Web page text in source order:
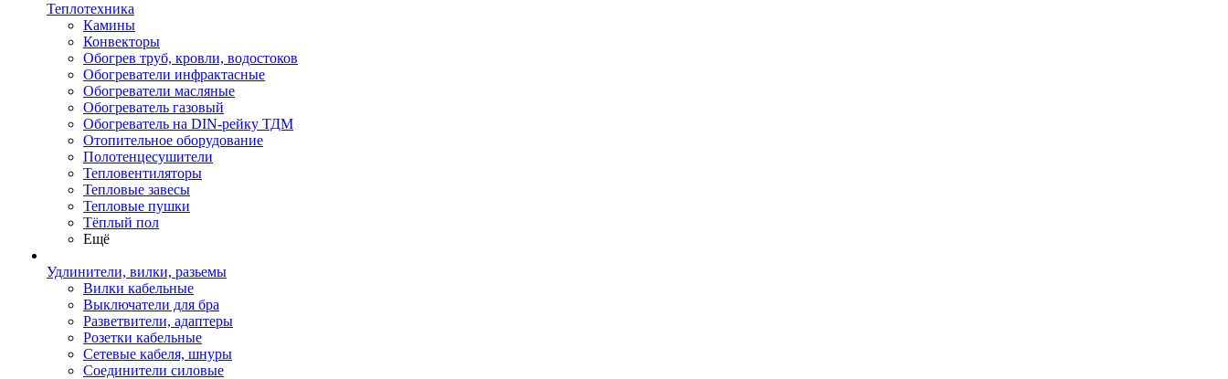
Теплотехника
Камины
Конвекторы
Обогрев труб, кровли, водостоков
Обогреватели инфрактасные
Обогреватели масляные
Обогреватель газовый
Обогреватель на DIN-рейку ТДМ
Отопительное оборудование
Полотенцесушители
Тепловентиляторы
Тепловые завесы
Тепловые пушки
Тёплый пол
Ещё
Удлинители, вилки, разьемы
Вилки кабельные
Выключатели для бра
Разветвители, адаптеры
Розетки кабельные
Сетевые кабеля, шнуры
Соединители силовые